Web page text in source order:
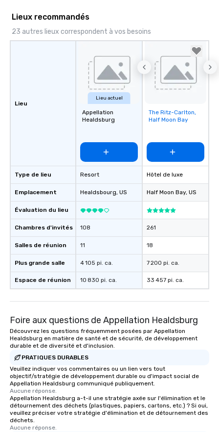
Lieux recommandés
23 autres lieux correspondent à vos besoins
Lieu
Type de lieu
Emplacement
Évaluation du lieu
Chambres d'invités
Salles de réunion
Plus grande salle
Espace de réunion
Lieu actuel
Appellation
Healdsburg
Resort
Healdsbourg, US
108
11
4 105 pi. ca.
10 830 pi. ca.
Removed from
favorites
The Ritz-Carlton,
Half Moon Bay
Hôtel de luxe
Half Moon Bay, US
261
18
7 200 pi. ca.
33 457 pi. ca.
Foire aux questions de Appellation Healdsburg
Découvrez les questions fréquemment posées par Appellation
Healdsburg en matière de santé et de sécurité, de développement
durable et de diversité et d'inclusion.
PRATIQUES DURABLES
Veuillez indiquer vos commentaires ou un lien vers tout
objectif/stratégie de développement durable ou d'impact social de
Appellation Healdsburg communiqué publiquement.
Aucune réponse.
Appellation Healdsburg a-t-il une stratégie axée sur l'élimination et le
détournement des déchets (plastiques, papiers, cartons, etc.) ? Si oui,
veuillez préciser votre stratégie d'élimination et de détournement des
déchets.
Aucune réponse.